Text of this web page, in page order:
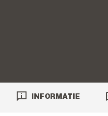
INFORMATIE